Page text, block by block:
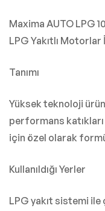
Maxima AUTO LPG
LPG Yakıtlı
Tanımı
Yüksek teknoloji
performans
için özel olarak
Kullanıldığı Yerler
LPG yakıt sistemi